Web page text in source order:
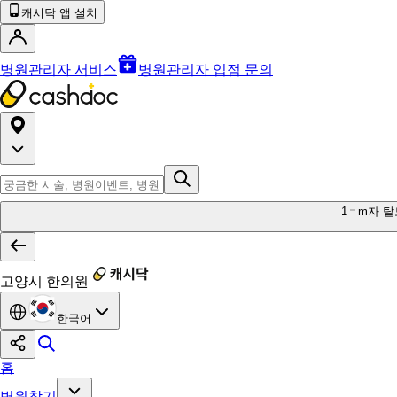
캐시닥 앱 설치
병원관리자 서비스 병원관리자 입점 문의
1 m자 탈
고양시 한의원
한국어
홈